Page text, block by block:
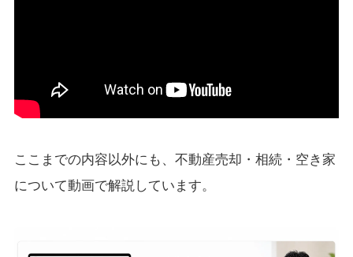
ここまでの内容以外にも、不動産売却・相続・空き家
について動画で解説しています。